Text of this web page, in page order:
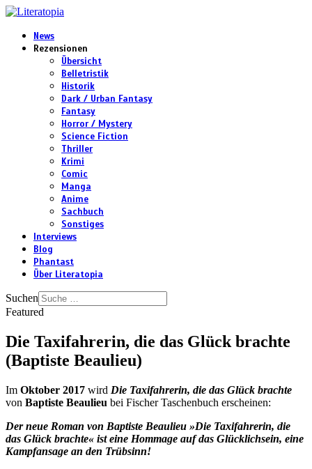
News
Rezensionen
Übersicht
Belletristik
Historik
Dark / Urban Fantasy
Fantasy
Horror / Mystery
Science Fiction
Thriller
Krimi
Comic
Manga
Anime
Sachbuch
Sonstiges
Interviews
Blog
Phantast
Über Literatopia
Suchen
Featured
Die Taxifahrerin, die das Glück brachte
(Baptiste Beaulieu)
Im Oktober 2017 wird Die Taxifahrerin, die das Glück brachte
von Baptiste Beaulieu bei Fischer Taschenbuch erscheinen:
Der neue Roman von Baptiste Beaulieu »Die Taxifahrerin, die
das Glück brachte« ist eine Hommage auf das Glücklichsein, eine
Kampfansage an den Trübsinn!